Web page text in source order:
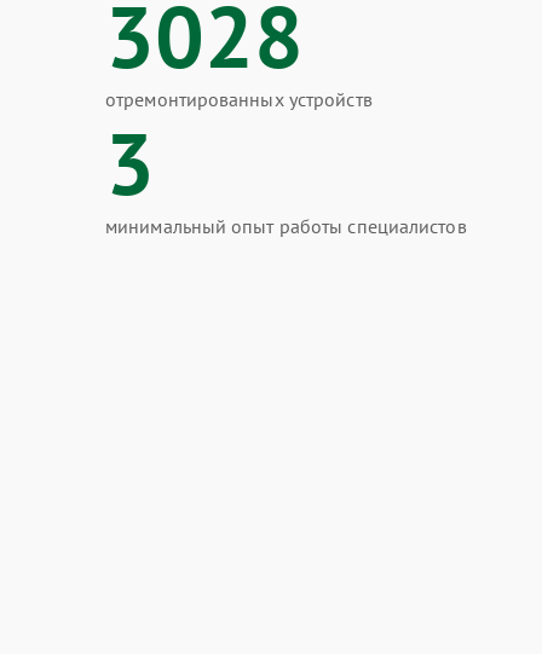
3028
отремонтированных устройств
3
минимальный опыт работы специалистов